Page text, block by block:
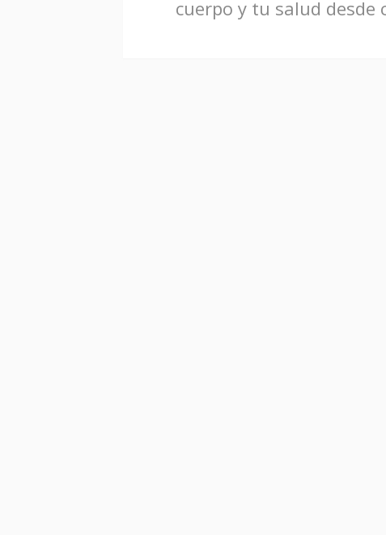
leyendo
cuerpo y tu salud desde